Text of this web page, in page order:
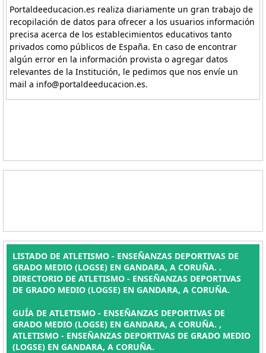
Portaldeeducacion.es realiza diariamente un gran trabajo de
recopilación de datos para ofrecer a los usuarios información
precisa acerca de los establecimientos educativos tanto
privados como públicos de España. En caso de encontrar
algún error en la información provista o agregar datos
relevantes de la Institución, le pedimos que nos envíe un
mail a info@portaldeeducacion.es.
LISTADO DE ATLETISMO - ENSEÑANZAS DEPORTIVAS DE
GRADO MEDIO (LOGSE) EN GANDARA, A CORUÑA. .
DIRECTORIO DE ATLETISMO - ENSEÑANZAS DEPORTIVAS
DE GRADO MEDIO (LOGSE) EN GANDARA, A CORUÑA.
GUÍA DE ATLETISMO - ENSEÑANZAS DEPORTIVAS DE
GRADO MEDIO (LOGSE) EN GANDARA, A CORUÑA. ,
ATLETISMO - ENSEÑANZAS DEPORTIVAS DE GRADO MEDIO
(LOGSE) EN GANDARA, A CORUÑA.